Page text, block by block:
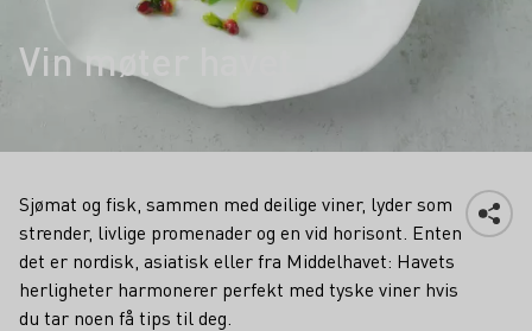
Vin møter havet
Sjømat og fisk, sammen med deilige viner, lyder som
strender, livlige promenader og en vid horisont. Enten
det er nordisk, asiatisk eller fra Middelhavet: Havets
herligheter harmonerer perfekt med tyske viner hvis
du tar noen få tips til deg.